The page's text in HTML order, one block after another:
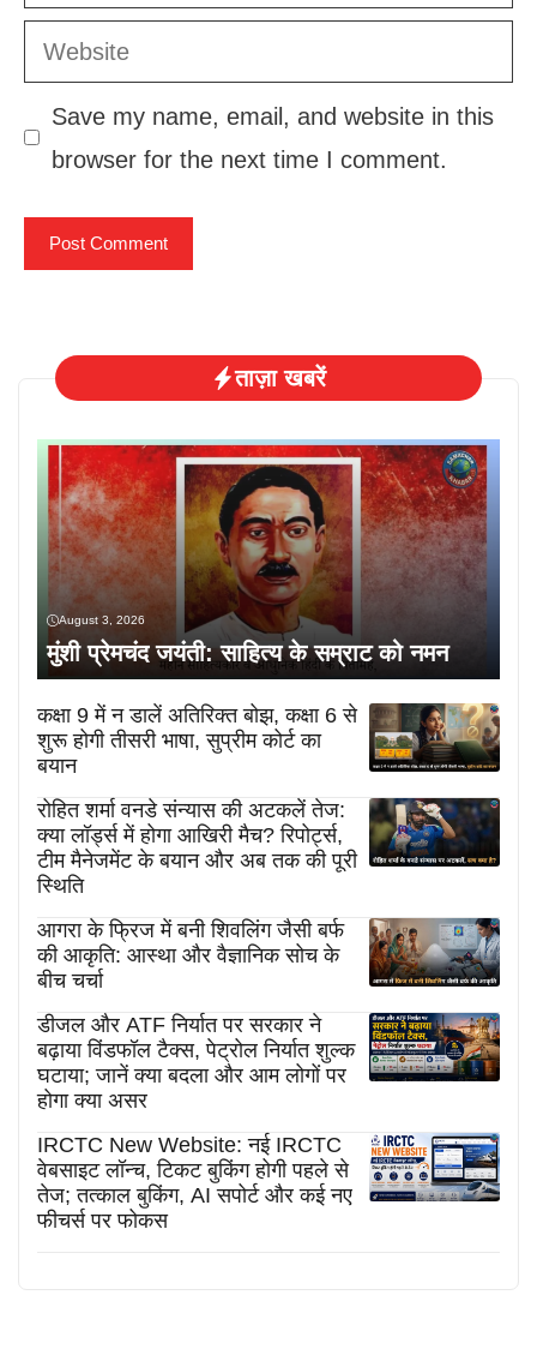
Website
Save my name, email, and website in this
browser for the next time I comment.
ताज़ा खबरें
August 3, 2026
मुंशी प्रेमचंद जयंती: साहित्य के सम्राट को नमन
कक्षा 9 में न डालें अतिरिक्त बोझ, कक्षा 6 से
शुरू होगी तीसरी भाषा, सुप्रीम कोर्ट का
बयान
रोहित शर्मा वनडे संन्यास की अटकलें तेज:
क्या लॉर्ड्स में होगा आखिरी मैच? रिपोर्ट्स,
टीम मैनेजमेंट के बयान और अब तक की पूरी
स्थिति
आगरा के फ्रिज में बनी शिवलिंग जैसी बर्फ
की आकृति: आस्था और वैज्ञानिक सोच के
बीच चर्चा
डीजल और ATF निर्यात पर सरकार ने
बढ़ाया विंडफॉल टैक्स, पेट्रोल निर्यात शुल्क
घटाया; जानें क्या बदला और आम लोगों पर
होगा क्या असर
IRCTC New Website: नई IRCTC
वेबसाइट लॉन्च, टिकट बुकिंग होगी पहले से
तेज; तत्काल बुकिंग, AI सपोर्ट और कई नए
फीचर्स पर फोकस